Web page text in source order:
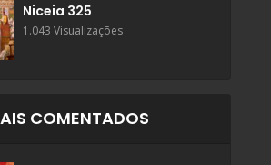
Niceia 325
1.043 Visualizações
COMENTADOS